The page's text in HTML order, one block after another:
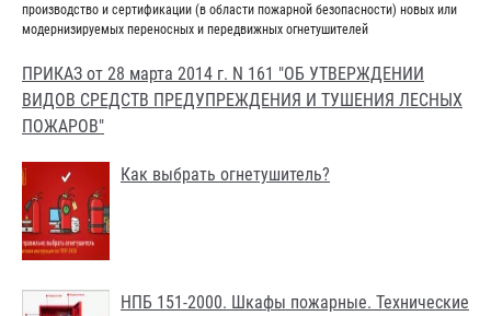
производство и сертификации (в области пожарной безопасности) новых или
модернизируемых переносных и передвижных огнетушителей
ПРИКАЗ от 28 марта 2014 г. N 161 "ОБ УТВЕРЖДЕНИИ
ВИДОВ СРЕДСТВ ПРЕДУПРЕЖДЕНИЯ И ТУШЕНИЯ ЛЕСНЫХ
ПОЖАРОВ"
Как выбрать огнетушитель?
НПБ 151-2000. Шкафы пожарные. Технические